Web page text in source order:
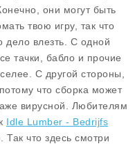
они могут быть
твою игру, так что
дело влезть. С одной
тачки, бабло и прочие
С другой стороны,
что сборка может
вирусной. Любителям
Idle Lumber - Bedrijfs
Так что здесь смотри